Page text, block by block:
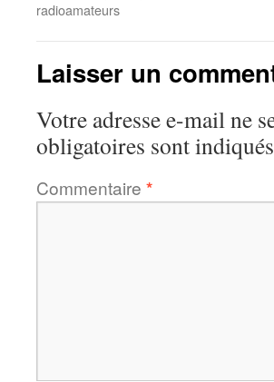
radioamateurs
Laisser un
Votre adresse e-mail ne
obligatoires sont
Commentaire *